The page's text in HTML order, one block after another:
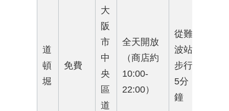
道
頓
堀
免費
大
阪
市
中
央
區
道
全天開放
（商店約
10:00-
22:00）
從難
波站
步行
5分
鐘